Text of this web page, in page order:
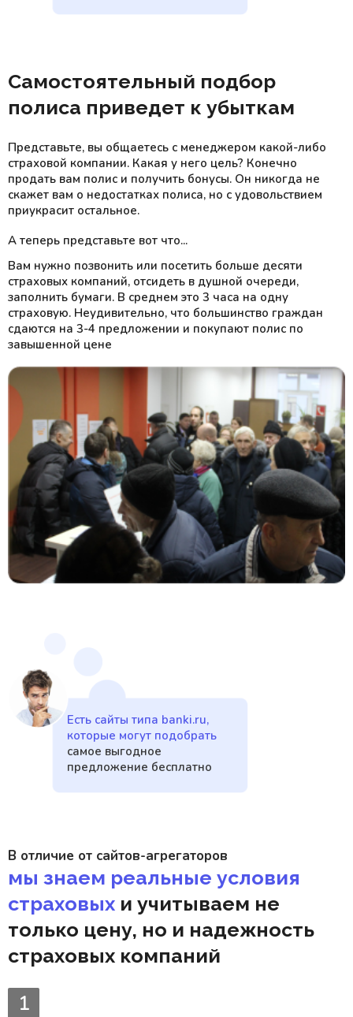
Самостоятельный подбор
полиса приведет к убыткам
Представьте, вы общаетесь с менеджером какой-либо
страховой компании. Какая у него цель? Конечно
продать вам полис и получить бонусы. Он никогда не
скажет вам о недостатках полиса, но с удовольствием
приукрасит остальное.
А теперь представьте вот что...
Вам нужно позвонить или посетить больше десяти
страховых компаний, отсидеть в душной очереди,
заполнить бумаги. В среднем это 3 часа на одну
страховую. Неудивительно, что большинство граждан
сдаются на 3-4 предложении и покупают полис по
завышенной цене
Есть сайты типа banki.ru,
которые могут подобрать
самое выгодное
предложение бесплатно
В отличие от сайтов-агрегаторов
мы знаем реальные условия
страховых и учитываем не
только цену, но и надежность
страховых компаний
1